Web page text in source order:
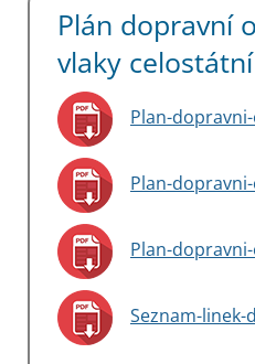
Plán dopravní
vlaky
Plan-
Plan-
Plan-
Seznam-linek-